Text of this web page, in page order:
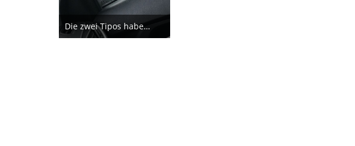
Die zwei Tipos haben sich schon gefunden, fehlt nur noch der Panda
14. Dezember 2019